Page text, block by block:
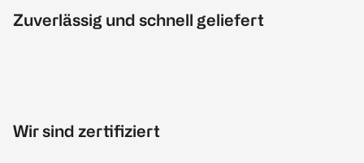
Zuverlässig und schnell geliefert
Wir sind zertifiziert